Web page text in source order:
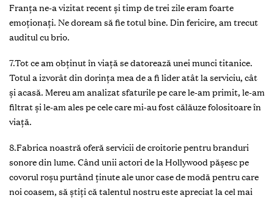
Franţa ne-a vizitat recent şi timp de trei zile eram foarte
emoţionaţi. Ne doream să fie totul bine. Din fericire, am trecut
auditul cu brio.
7.Tot ce am obţinut în viaţă se datorează unei munci titanice.
Totul a izvorât din dorinţa mea de a fi lider atât la serviciu, cât
şi acasă. Mereu am analizat sfaturile pe care le-am primit, le-am
filtrat şi le-am ales pe cele care mi-au fost călăuze folositoare în
viaţă.
8.Fabrica noastră oferă servicii de croitorie pentru branduri
sonore din lume. Când unii actori de la Hollywood păşesc pe
covorul roşu purtând ţinute ale unor case de modă pentru care
noi coasem, să ştiţi că talentul nostru este apreciat la cel mai